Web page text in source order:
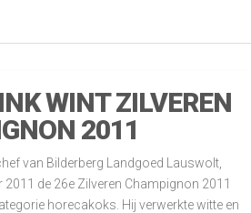
WINT ZILVEREN
2011
van Bilderberg Landgoed Lauswolt,
de 26e Zilveren Champignon 2011
horecakoks. Hij verwerkte witte en